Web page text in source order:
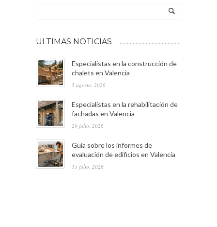
ULTIMAS NOTICIAS
Especialistas en la construcción de
chalets en Valencia
5 agosto, 2026
Especialistas en la rehabilitación de
fachadas en Valencia
29 julio, 2026
Guía sobre los informes de
evaluación de edificios en Valencia
15 julio, 2026